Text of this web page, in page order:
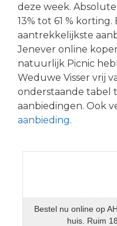
deze week.
13% tot 61 %
aantrekkelijkste
Jenever online
natuurlijk Picnic
Weduwe Visser vrij
onderstaande tabel
aanbiedingen. Ook
aanbieding.
Bestel nu online op
huis. Ruim